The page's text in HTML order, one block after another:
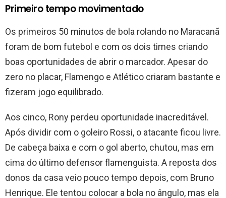
Primeiro tempo movimentado
Os primeiros 50 minutos de bola rolando no Maracanã
foram de bom futebol e com os dois times criando
boas oportunidades de abrir o marcador. Apesar do
zero no placar, Flamengo e Atlético criaram bastante e
fizeram jogo equilibrado.
Aos cinco, Rony perdeu oportunidade inacreditável.
Após dividir com o goleiro Rossi, o atacante ficou livre.
De cabeça baixa e com o gol aberto, chutou, mas em
cima do último defensor flamenguista. A reposta dos
donos da casa veio pouco tempo depois, com Bruno
Henrique. Ele tentou colocar a bola no ângulo, mas ela